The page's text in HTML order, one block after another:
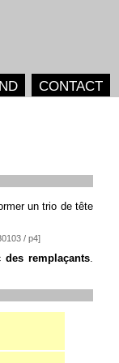
CONTACT
un trio de tête
/ p4]
des remplaçants